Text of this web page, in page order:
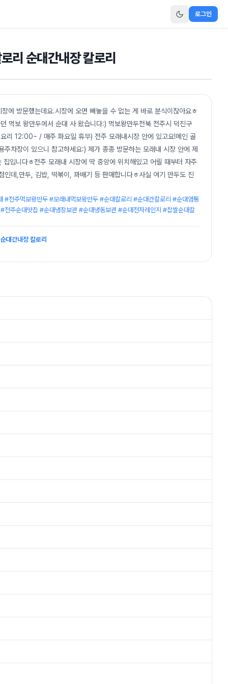
로그인
리 순대간내장 칼로리
에 방문했는데요.시장에 오면 빼놓을 수 없는 게 바로 분식이잖아요ㅎ
먹보 왕만두에서 순대 사 왔습니다:) 먹보왕만두전북 전주시 덕진구
/ 매주 화요일 휴무) 전주 모래내시장 안에 있고요!메인 골
차장이 있으니 참고하세요:) 제가 종종 방문하는 모래내 시장 안에 제
입니다ㅎ전주 모래내 시장에 딱 중앙에 위치해있고 어릴 때부터 자주
데,만두, 김밥, 떡볶이, 꽈배기 등 판매합니다ㅎ사실 여기 만두도 진
#전주먹보왕만두 #모래내먹보왕만두 #순대칼로리 #순대간칼로리 #순대염통
주순대맛집 #순대냉장보관 #순대냉동보관 #순대전자레인지 #찹쌀순대칼
대간내장 칼로리